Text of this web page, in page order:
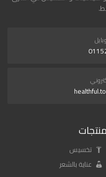
تخسيس
عناية بالشعر